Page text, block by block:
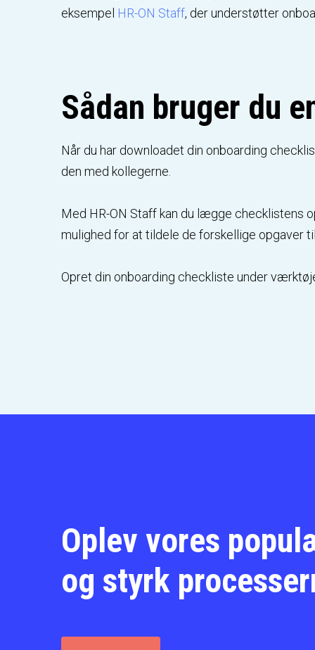
eksempel HR-ON Staff, der understøtter
Sådan bruger du
Når du har downloadet din onboarding
den med kollegerne.
Med HR-ON Staff kan du lægge checklistens
mulighed for at tildele de forskellige opgaver
Opret din onboarding checkliste under
Oplev vores
og styrk